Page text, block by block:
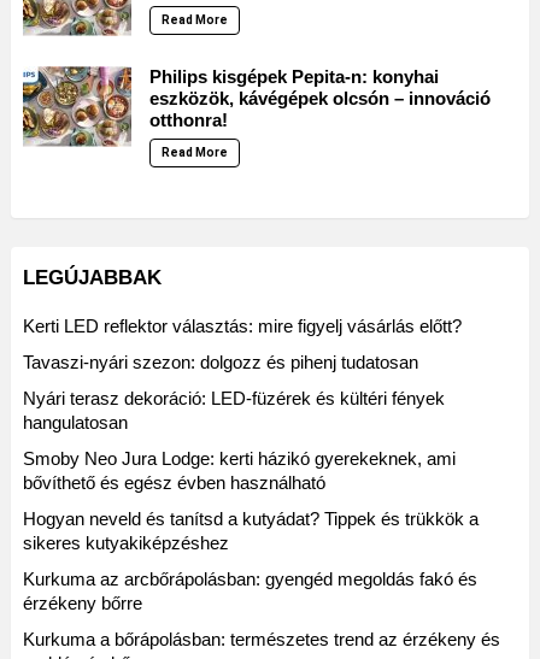
Read More
Philips kisgépek Pepita-n: konyhai
eszközök, kávégépek olcsón – innováció
otthonra!
Read More
LEGÚJABBAK
Kerti LED reflektor választás: mire figyelj vásárlás előtt?
Tavaszi-nyári szezon: dolgozz és pihenj tudatosan
Nyári terasz dekoráció: LED-füzérek és kültéri fények
hangulatosan
Smoby Neo Jura Lodge: kerti házikó gyerekeknek, ami
bővíthető és egész évben használható
Hogyan neveld és tanítsd a kutyádat? Tippek és trükkök a
sikeres kutyakiképzéshez
Kurkuma az arcbőrápolásban: gyengéd megoldás fakó és
érzékeny bőrre
Kurkuma a bőrápolásban: természetes trend az érzékeny és